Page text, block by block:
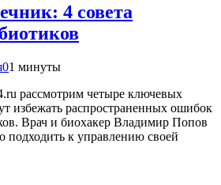
4 совета
01 минуты
рассмотрим четыре ключевых
избежать распространенных ошибок
Врач и биохакер Владимир Попов
подходить к управлению своей